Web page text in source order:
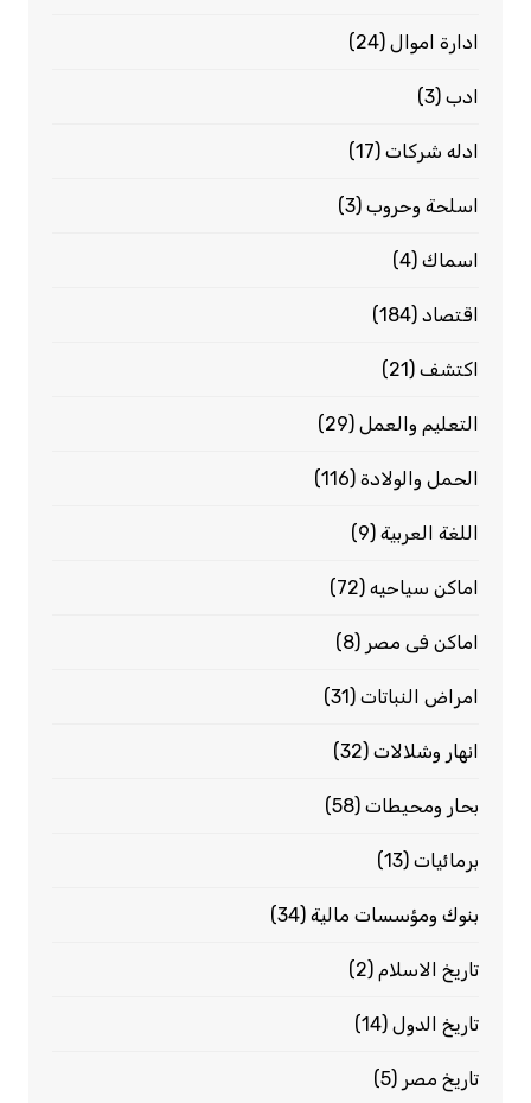
ادارة اموال(24)
ادب(3)
ادله شركات(17)
اسلحة وحروب(3)
اسماك(4)
اقتصاد(184)
اكتشف(21)
التعليم والعمل(29)
الحمل والولادة(116)
اللغة العربية(9)
اماكن سياحيه(72)
اماكن فى مصر (8)
امراض النباتات(31)
انهار وشلالات(32)
بحار ومحيطات(58)
برمائيات(13)
بنوك ومؤسسات مالية(34)
تاريخ الاسلام(2)
تاريخ الدول(14)
تاريخ مصر (5)